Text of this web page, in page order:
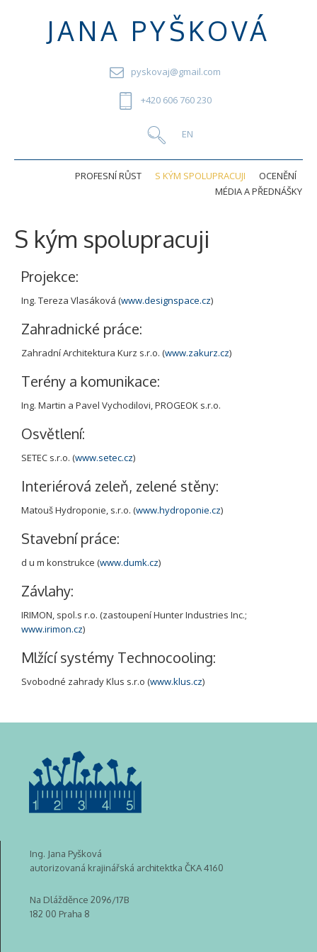
JANA PYŠKOVÁ
pyskovaj@gmail.com
+420 606 760 230
PROFESNÍ RŮST S KÝM SPOLUPRACUJI
OCENĚNÍ
MÉDIA A PŘEDNÁŠKY
S kým spolupracuji
Projekce:
Ing. Tereza Vlasáková (www.designspace.cz)
Zahradnické práce:
Zahradní Architektura Kurz s.r.o. (www.zakurz.cz)
Terény a komunikace:
Ing. Martin a Pavel Vychodilovi, PROGEOK s.r.o.
Osvětlení:
SETEC s.r.o. (www.setec.cz)
Interiérová zeleň, zelené stěny:
Matouš Hydroponie, s.r.o. (www.hydroponie.cz)
Stavební práce:
d u m konstrukce (www.dumk.cz)
Závlahy:
IRIMON, spol.s r.o. (zastoupení Hunter Industries Inc.;
www.irimon.cz)
Mlžící systémy Technocooling:
Svobodné zahrady Klus s.r.o (www.klus.cz)
Ing. Jana Pyšková
autorizovaná krajinářská architektka ČKA 4160
Na Dlážděnce 2096/17B
182 00 Praha 8